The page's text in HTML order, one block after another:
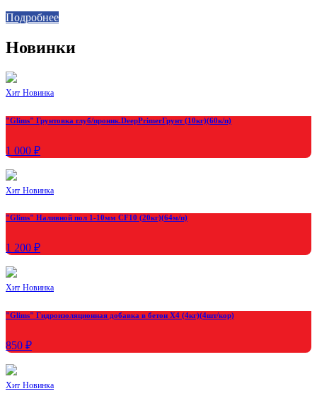
Подробнее
Новинки
Хит Новинка
"Glims" Грунтовка глуб/проник.DeepPrimerГрунт (10кг)(60к/п)
1 000 ₽
Хит Новинка
"Glims" Наливной пол 1-10мм CF10 (20кг)(64м/п)
1 200 ₽
Хит Новинка
"Glims" Гидроизоляционная добавка в бетон X4 (4кг)(4шт/кор)
850 ₽
Хит Новинка